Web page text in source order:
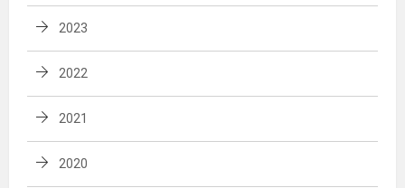
2023
2022
2021
2020